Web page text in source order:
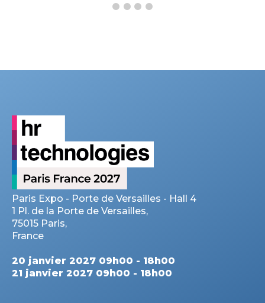
Paris Expo - Porte de Versailles - Hall 4
1 Pl. de la Porte de Versailles,
75015 Paris,
France
20 janvier 2027 09h00 - 18h00
21 janvier 2027 09h00 - 18h00